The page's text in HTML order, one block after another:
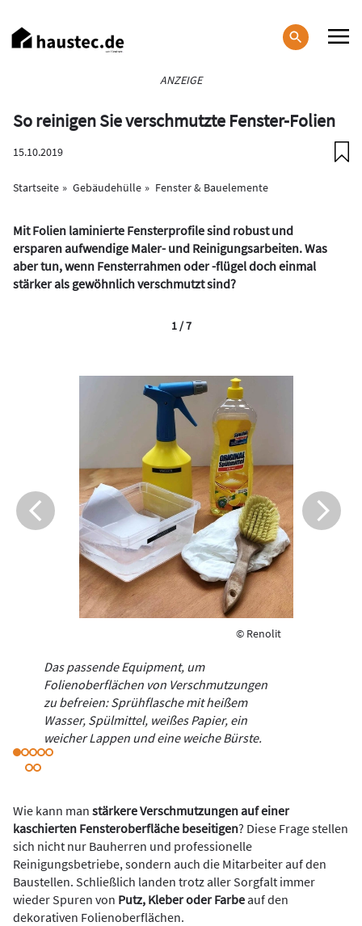
zum
Inhalt
ANZEIGE
So reinigen Sie verschmutzte Fenster-Folien
15.10.2019
Startseite Gebäudehülle Fenster & Bauelemente
Mit Folien laminierte Fensterprofile sind robust und
ersparen aufwendige Maler- und Reinigungsarbeiten. Was
aber tun, wenn Fensterrahmen oder -flügel doch einmal
stärker als gewöhnlich verschmutzt sind?
© Renolit
Das passende Equipment, um
Folienoberflächen von Verschmutzungen
zu befreien: Sprühflasche mit heißem
Wasser, Spülmittel, weißes Papier, ein
weicher Lappen und eine weiche Bürste.
1 / 7
Wie kann man stärkere Verschmutzungen auf einer
kaschierten Fensteroberfläche beseitigen? Diese Frage stellen
sich nicht nur Bauherren und professionelle
Reinigungsbetriebe, sondern auch die Mitarbeiter auf den
Baustellen. Schließlich landen trotz aller Sorgfalt immer
wieder Spuren von Putz, Kleber oder Farbeauf den
dekorativen Folienoberflächen.